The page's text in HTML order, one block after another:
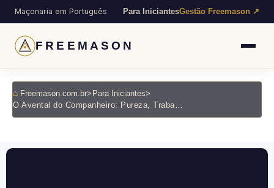
Maçonaria em Português Para IniciantesGestão Freemason ↗
FREEMASON
Freemason.com.br> Para Iniciantes>